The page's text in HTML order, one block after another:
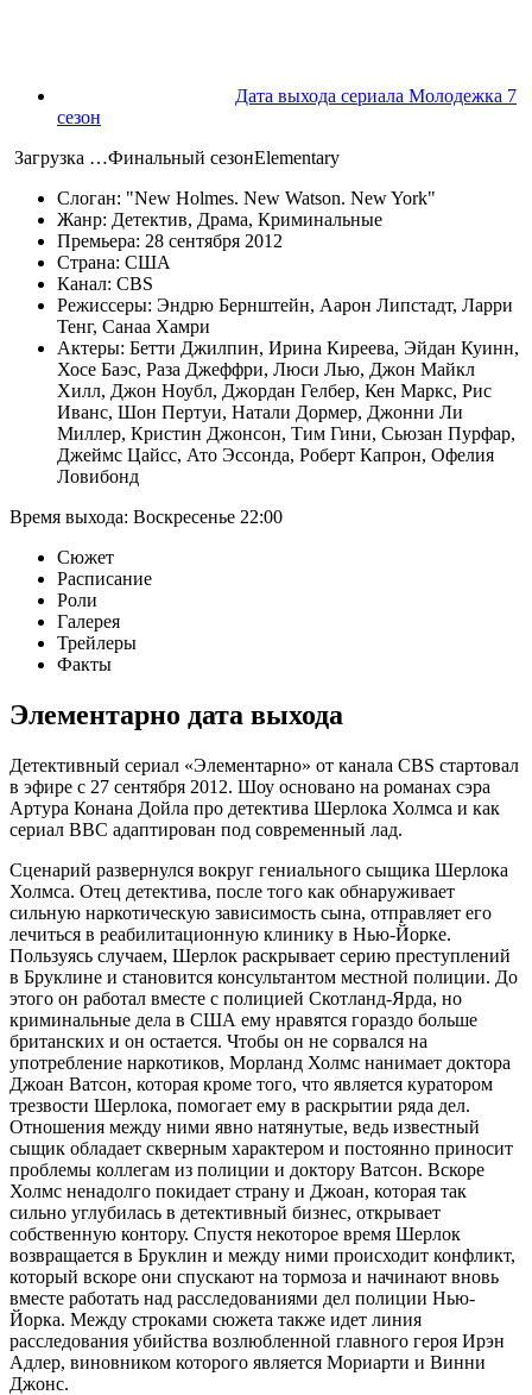
Дата выхода сериала Молодежка 7
сезон
Загрузка …Финальный сезонElementary
Слоган:
New Holmes. New Watson. New York
Жанр: Детектив, Драма, Криминальные
Премьера: 28 сентября 2012
Страна: США
Канал: CBS
Режиссеры: Эндрю Бернштейн, Аарон Липстадт, Ларри
Тенг, Санаа Хамри
Актеры: Бетти Джилпин, Ирина Киреева, Эйдан Куинн,
Хосе Баэс, Раза Джеффри, Люси Лью, Джон Майкл
Хилл, Джон Ноубл, Джордан Гелбер, Кен Маркс, Рис
Иванс, Шон Пертуи, Натали Дормер, Джонни Ли
Миллер, Кристин Джонсон, Тим Гини, Сьюзан Пурфар,
Джеймс Цайсс, Ато Эссонда, Роберт Капрон, Офелия
Ловибонд
Время выхода: Воскресенье 22:00
Сюжет
Расписание
Роли
Галерея
Трейлеры
Факты
Элементарно дата выхода
Детективный сериал «Элементарно» от канала CBS стартовал
в эфире с 27 сентября 2012. Шоу основано на романах сэра
Артура Конана Дойла про детектива Шерлока Холмса и как
сериал BBC адаптирован под современный лад.
Сценарий развернулся вокруг гениального сыщика Шерлока
Холмса. Отец детектива, после того как обнаруживает
сильную наркотическую зависимость сына, отправляет его
лечиться в реабилитационную клинику в Нью-Йорке.
Пользуясь случаем, Шерлок раскрывает серию преступлений
в Бруклине и становится консультантом местной полиции. До
этого он работал вместе с полицией Скотланд-Ярда, но
криминальные дела в США ему нравятся гораздо больше
британских и он остается. Чтобы он не сорвался на
употребление наркотиков, Морланд Холмс нанимает доктора
Джоан Ватсон, которая кроме того, что является куратором
трезвости Шерлока, помогает ему в раскрытии ряда дел.
Отношения между ними явно натянутые, ведь известный
сыщик обладает скверным характером и постоянно приносит
проблемы коллегам из полиции и доктору Ватсон. Вскоре
Холмс ненадолго покидает страну и Джоан, которая так
сильно углубилась в детективный бизнес, открывает
собственную контору. Спустя некоторое время Шерлок
возвращается в Бруклин и между ними происходит конфликт,
который вскоре они спускают на тормоза и начинают вновь
вместе работать над расследованиями дел полиции Нью-
Йорка. Между строками сюжета также идет линия
расследования убийства возлюбленной главного героя Ирэн
Адлер, виновником которого является Мориарти и Винни
Джонс.